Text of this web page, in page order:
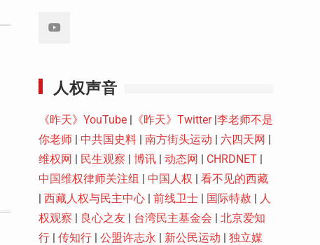
人权声音
《昨天》YouTube | 《昨天》Twitter|李老师不是
你老师 | 中共国史料 | 南方街头运动 | 六四天网 |
维权网 | 民生观察 | 博讯 | 动态网 | CHRDNET |
中国维权律师关注组 | 中国人权 | 看不见的西藏
| 西藏人权与民主中心 | 前线卫士 | 国际特赦 | 人
权观察 | 良心之友 | 台湾民主基金会 | 北京爱知
行 | 传知行 | 公盟许志永 | 新公民运动 | 独立媒